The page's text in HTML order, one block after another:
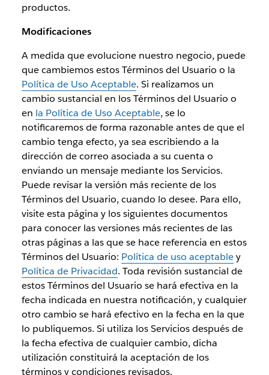
productos.
Modificaciones
A medida que evolucione nuestro negocio, puede
que cambiemos estos Términos del Usuario o la
Política de Uso Aceptable. Si realizamos un
cambio sustancial en los Términos del Usuario o
en la Política de Uso Aceptable, se lo
notificaremos de forma razonable antes de que el
cambio tenga efecto, ya sea escribiendo a la
dirección de correo asociada a su cuenta o
enviando un mensaje mediante los Servicios.
Puede revisar la versión más reciente de los
Términos del Usuario, cuando lo desee. Para ello,
visite esta página y los siguientes documentos
para conocer las versiones más recientes de las
otras páginas a las que se hace referencia en estos
Términos del Usuario: Política de uso aceptabley
Política de Privacidad. Toda revisión sustancial de
estos Términos del Usuario se hará efectiva en la
fecha indicada en nuestra notificación, y cualquier
otro cambio se hará efectivo en la fecha en la que
lo publiquemos. Si utiliza los Servicios después de
la fecha efectiva de cualquier cambio, dicha
utilización constituirá la aceptación de los
términos y condiciones revisados.